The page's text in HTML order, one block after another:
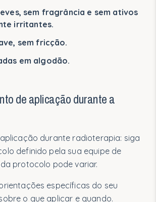
sem fragrância e sem ativos
irritantes.
sem fricção.
em algodão.
de aplicação durante a
durante radioterapia: siga
definido pela sua equipe de
protocolo pode variar.
específicas do seu
o que aplicar e quando.